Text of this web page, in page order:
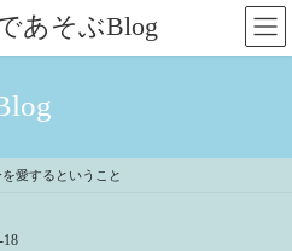
あそぶBlog
を愛するということ
18